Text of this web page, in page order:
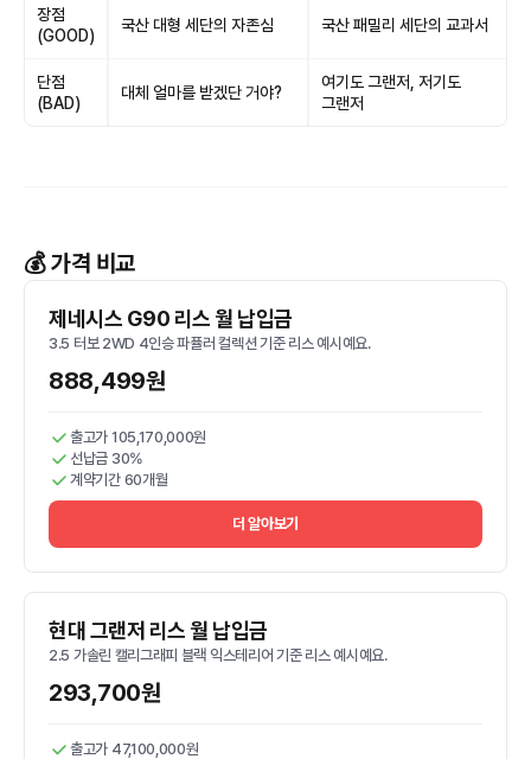
장점
(GOOD)
국산 대형 세단의 자존심 국산 패밀리 세단의 교과서
단점
(BAD)
대체 얼마를 받겠단 거야?
여기도 그랜저, 저기도
그랜저
💰 가격 비교
제네시스 G90 리스 월 납입금
3.5 터보 2WD 4인승 파퓰러 컬렉션 기준 리스 예시예요.
888,499원
출고가 105,170,000원
선납금 30%
계약기간 60개월
더 알아보기
현대 그랜저 리스 월 납입금
2.5 가솔린 캘리그래피 블랙 익스테리어 기준 리스 예시예요.
293,700원
출고가 47,100,000원